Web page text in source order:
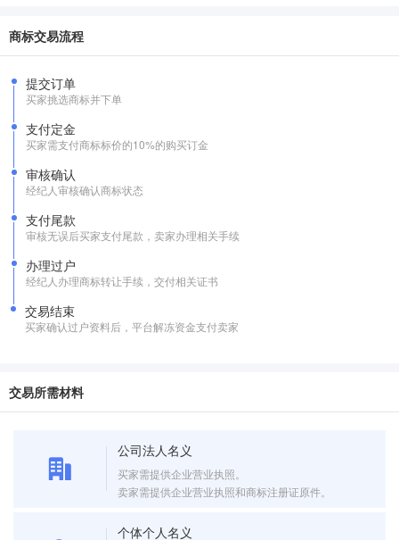
商标交易流程
提交订单
买家挑选商标并下单
支付定金
买家需支付商标标价的10%的购买订金
审核确认
经纪人审核确认商标状态
支付尾款
审核无误后买家支付尾款，卖家办理相关手续
办理过户
经纪人办理商标转让手续，交付相关证书
交易结束
买家确认过户资料后，平台解冻资金支付卖家
交易所需材料
公司法人名义
买家需提供企业营业执照。
卖家需提供企业营业执照和商标注册证原件。
个体个人名义